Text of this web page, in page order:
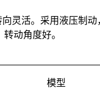
灵活。采用液压制动
动角度好。
模型